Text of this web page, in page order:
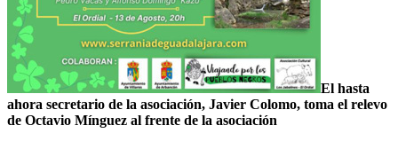
El hasta
ahora secretario de la asociación, Javier Colomo, toma el relevo
de Octavio Mínguez al frente de la asociación